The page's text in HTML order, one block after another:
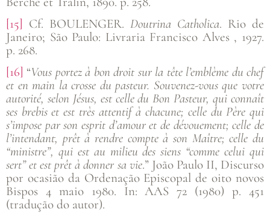
[15] Cf. BOULENGER. Doutrina Catholica. Rio de
Janeiro; São Paulo: Livraria Francisco Alves , 1927.
p. 268.
[16] “Vous portez à bon droit sur la tête l’emblème du chef
et en main la crosse du pasteur. Souvenez-vous que votre
autorité, selon Jésus, est celle du Bon Pasteur, qui connaît
ses brebis et est très attentif à chacune; celle du Père qui
s’impose par son esprit d’amour et de dévouement; celle de
l’intendant, prêt à rendre compte à son Maître; celle du
“ministre”, qui est au milieu des siens “comme celui qui
sert” et est prêt à donner sa vie.” João Paulo II, Discurso
por ocasião da Ordenação Episcopal de oito novos
Bispos 4 maio 1980. In: AAS 72 (1980) p. 451
(tradução do autor).